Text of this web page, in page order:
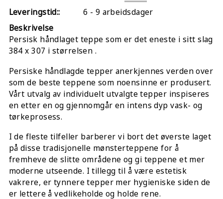
Leveringstid::
6 - 9 arbeidsdager
Beskrivelse
Persisk håndlaget teppe som er det eneste i sitt slag
384 x 307 i størrelsen .
Persiske håndlagde tepper anerkjennes verden over
som de beste teppene som noensinne er produsert.
Vårt utvalg av individuelt utvalgte tepper inspiseres
en etter en og gjennomgår en intens dyp vask- og
tørkeprosess.
I de fleste tilfeller barberer vi bort det øverste laget
på disse tradisjonelle mønsterteppene for å
fremheve de slitte områdene og gi teppene et mer
moderne utseende. I tillegg til å være estetisk
vakrere, er tynnere tepper mer hygieniske siden de
er lettere å vedlikeholde og holde rene.